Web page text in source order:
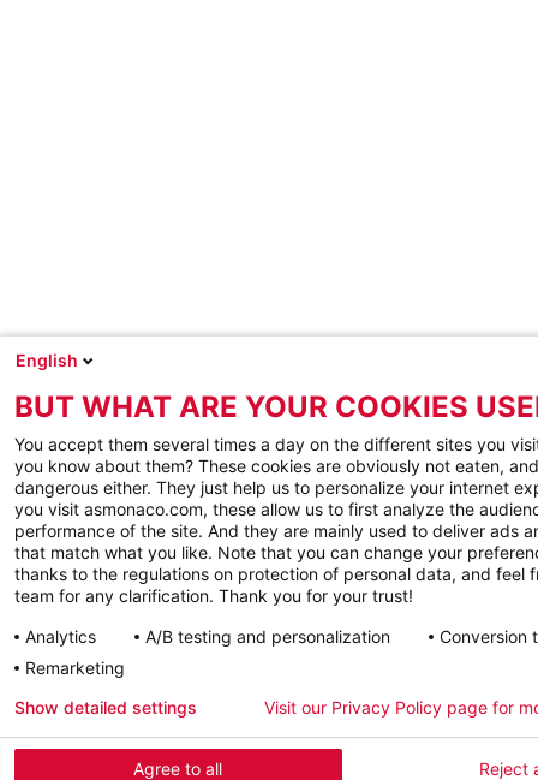
English
BUT WHAT ARE YOUR COOKIES
You accept them several times a day on the different sites you
you know about them? These cookies are obviously not eaten,
dangerous either. They just help us to personalize your internet
you visit asmonaco.com, these allow us to first analyze the
performance of the site. And they are mainly used to deliver ads
that match what you like. Note that you can change your
thanks to the regulations on protection of personal data, and feel
team for any clarification. Thank you for your trust!
Analytics
A/B testing and personalization
Conversion
Remarketing
Agree to all Reject
Show detailed settings Visit our Privacy Policy page for